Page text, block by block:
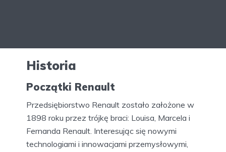
Historia
Początki Renault
Przedsiębiorstwo Renault zostało założone w
1898 roku przez trójkę braci: Louisa, Marcela i
Fernanda Renault. Interesując się nowymi
technologiami i innowacjami przemysłowymi,